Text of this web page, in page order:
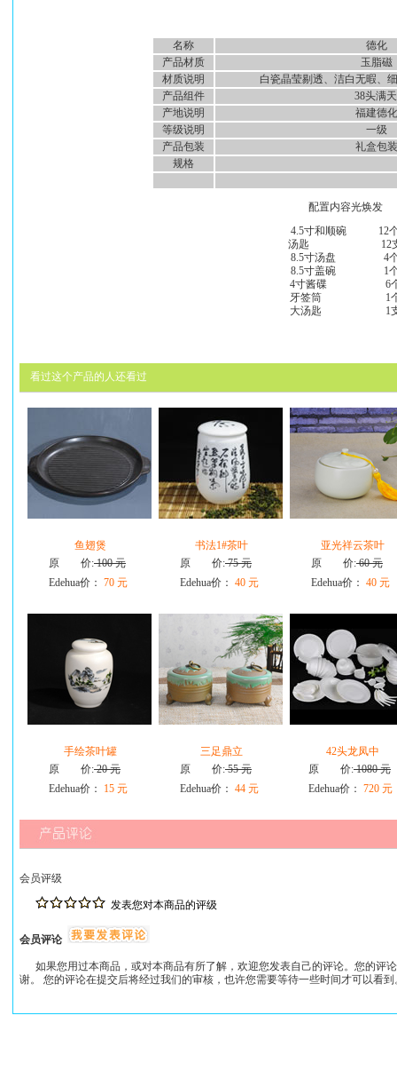
名称
德化
产品材质
玉脂磁
材质说明
白瓷晶莹剔透、洁白无暇、
产品组件
38头满天星中
产地说明
福建德化
等级说明
一级
产品包装
礼盒包装
规格
配置内容光焕发
4.5寸和顺碗 12
汤匙 12
8.5寸汤盘 4
8.5寸盖碗 1
4寸酱碟 6
牙签筒 1
大汤匙 1
看过这个产品的人还看过
鱼翅煲
原 价:100 元
Edehua价： 70 元
书法1#茶叶
原 价:75 元
Edehua价： 40 元
亚光祥云茶叶
原 价:60 元
Edehua价： 40 元
手绘茶叶罐
原 价:20 元
Edehua价：
15 元
三足鼎立
原 价:55 元
Edehua价： 44 元
42头龙凤中
原 价:1080 元
Edehua价： 720 元
会员评级
发表您对本商品的评级
会员评论
如果您用过本商品，或对本商品有所了解，欢迎您发表自己的评论。您的评
谢。 您的评论在提交后将经过我们的审核，也许您需要等待一些时间才可以看